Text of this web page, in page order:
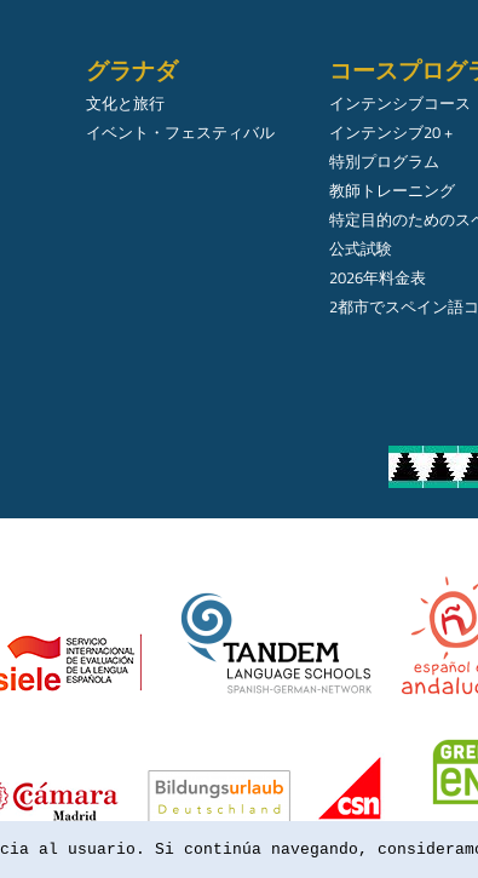
グラナダ
文化と旅行
イベント・フェスティバル
コースプログ
インテンシブコース
インテンシブ20 +
特別プログラム
教師トレーニング
特定目的のためのス
公式試験
2026年料金表
2都市でスペイン語
usuario. Si continúa navegando,